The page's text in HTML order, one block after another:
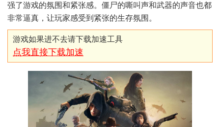
强了游戏的氛围和紧张感。僵尸的嘶叫声和武器的声音也都
非常逼真，让玩家感受到紧张的生存氛围。
游戏如果进不去请下载加速工具
点我直接下载加速